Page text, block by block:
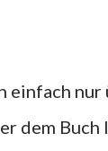
einfach
dem Buch